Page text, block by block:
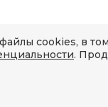
cookies, в
.